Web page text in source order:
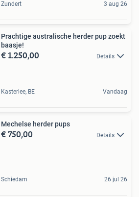
Zundert 3 aug 26
Prachtige australische herder pup zoekt
baasje!
€ 1.250,00 Details
Kasterlee, BE Vandaag
Mechelse herder pups
€ 750,00 Details
Schiedam 26 jul 26